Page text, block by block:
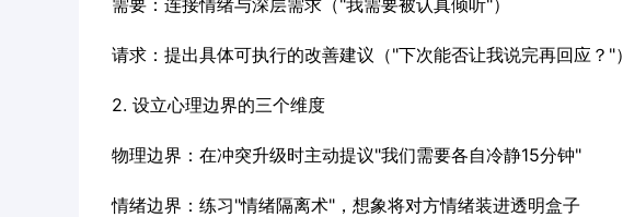
需要：连接情绪与深层需求（"我需要被认真倾听"）
请求：提出具体可执行的改善建议（"下次能否让我说完再回应？"）
2. 设立心理边界的三个维度
物理边界：在冲突升级时主动提议"我们需要各自冷静15分钟"
情绪边界：练习"情绪隔离术"，想象将对方情绪装进透明盒子